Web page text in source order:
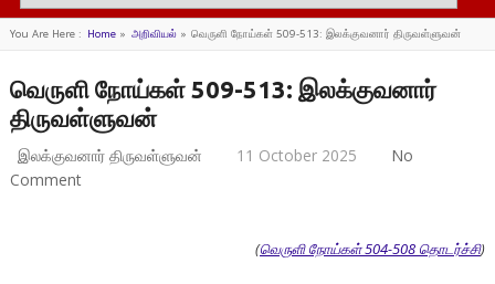
You Are Here : Home» அறிவியல்» வெருளி நோய்கள் 509-513: இலக்குவனார் திருவள்ளுவன்
வெருளி நோய்கள் 509-513: இலக்குவனார்
திருவள்ளுவன்
இலக்குவனார் திருவள்ளுவன் 11 October 2025
No
Comment
(வெருளி நோய்கள் 504-508 தொடர்ச்சி)